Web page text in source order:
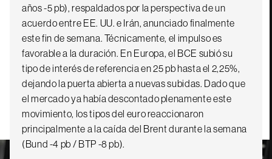
años -5 pb), respaldados por la perspectiva de un
acuerdo entre EE. UU. e Irán, anunciado finalmente
este fin de semana. Técnicamente, el impulso es
favorable a la duración. En Europa, el BCE subió su
tipo de interés de referencia en 25 pb hasta el 2,25%,
dejando la puerta abierta a nuevas subidas. Dado que
el mercado ya había descontado plenamente este
movimiento, los tipos del euro reaccionaron
principalmente a la caída del Brent durante la semana
(Bund -4 pb / BTP -8 pb).